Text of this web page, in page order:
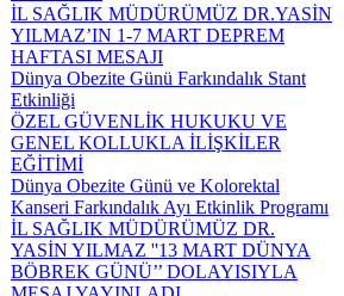
İL SAĞLIK MÜDÜRÜMÜZ DR.YASİN
YILMAZ’IN 1-7 MART DEPREM
HAFTASI MESAJI
Dünya Obezite Günü Farkındalık Stant
Etkinliği
ÖZEL GÜVENLİK HUKUKU VE
GENEL KOLLUKLA İLİŞKİLER
EĞİTİMİ
Dünya Obezite Günü ve Kolorektal
Kanseri Farkındalık Ayı Etkinlik Programı
İL SAĞLIK MÜDÜRÜMÜZ DR.
YASİN YILMAZ ''13 MART DÜNYA
BÖBREK GÜNÜ’’ DOLAYISIYLA